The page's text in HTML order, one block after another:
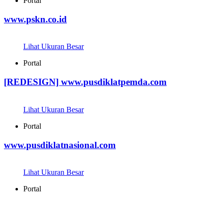
www.pskn.co.id
Lihat Ukuran Besar
Portal
[REDESIGN] www.pusdiklatpemda.com
Lihat Ukuran Besar
Portal
www.pusdiklatnasional.com
Lihat Ukuran Besar
Portal